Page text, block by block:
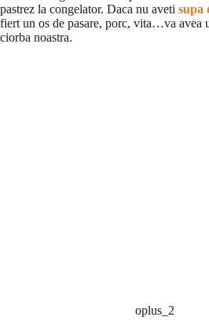
pastrez la congelator. Daca nu aveti supa
fiert un os de pasare, porc, vita…va avea
ciorba noastra.
oplus_2